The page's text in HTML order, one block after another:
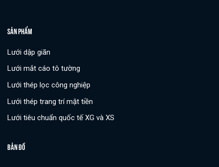
SẢN PHẨM
Lưới dập giãn
Lưới mắt cáo tô tường
Lưới thép lọc công nghiệp
Lưới thép trang trí mặt tiền
Lưới tiêu chuẩn quốc tế XG và XS
BẢN ĐỒ